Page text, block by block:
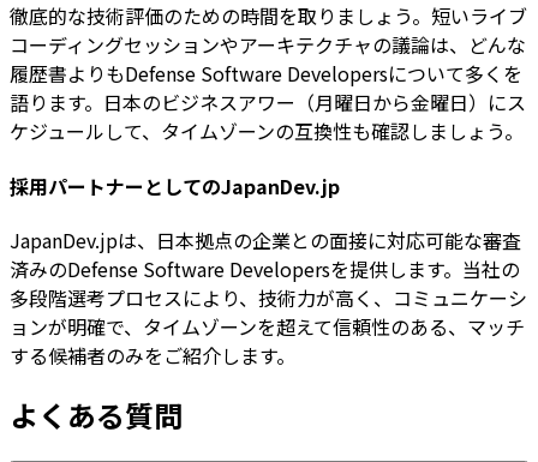
徹底的な技術評価のための時間を取りましょう。短いライブ
コーディングセッションやアーキテクチャの議論は、どんな
履歴書よりもDefense Software Developersについて多くを
語ります。日本のビジネスアワー（月曜日から金曜日）にス
ケジュールして、タイムゾーンの互換性も確認しましょう。
採用パートナーとしてのJapanDev.jp
JapanDev.jpは、日本拠点の企業との面接に対応可能な審査
済みのDefense Software Developersを提供します。当社の
多段階選考プロセスにより、技術力が高く、コミュニケーシ
ョンが明確で、タイムゾーンを超えて信頼性のある、マッチ
する候補者のみをご紹介します。
よくある質問